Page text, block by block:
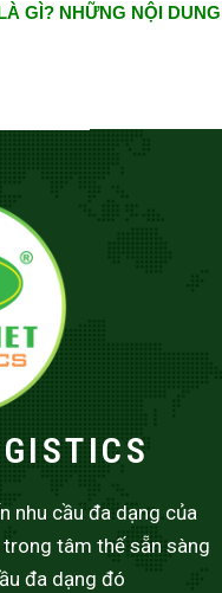
GÌ? NHỮNG NỘI DUNG
nhu cầu đa dạng của
tâm thế sẵn sàng
đa dạng đó